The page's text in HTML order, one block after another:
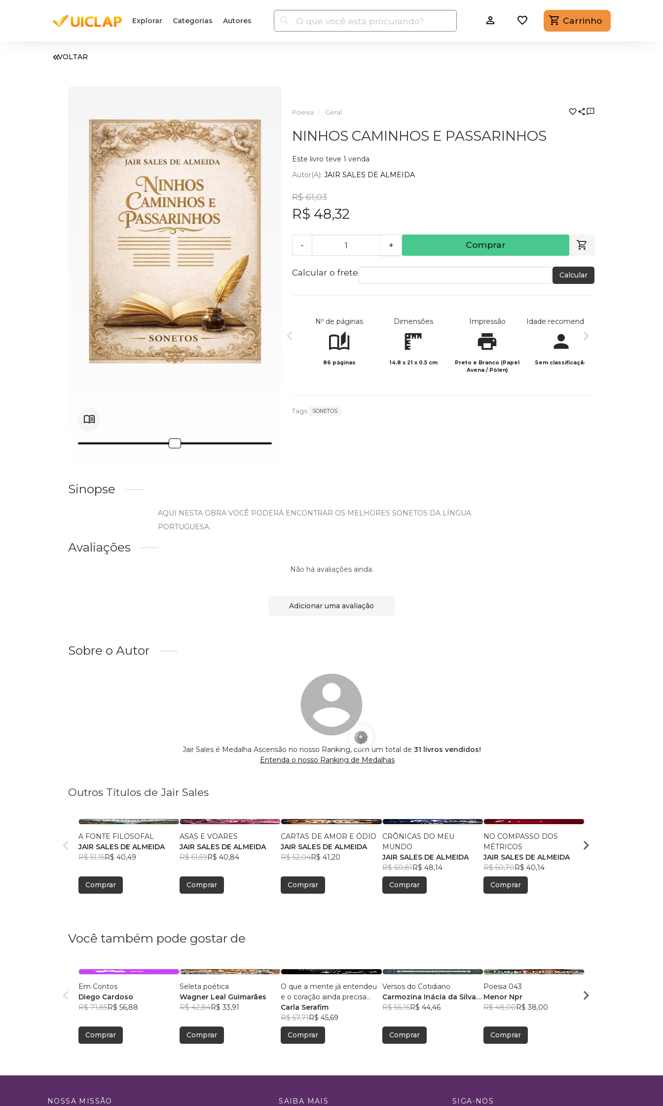
Explorar Categorias Autores Carrinho
VOLTAR
Poesia Geral
NINHOS CAMINHOS E PASSARINHOS
Este livro teve 1 venda
Autor(a): JAIR SALES DE ALMEIDA
R$ 61,03
R$ 48,32
- + Comprar
Calcular o frete Calcular
Nº de páginas
86 páginas
Dimensões
14.8 x 21 x 0.5 cm
Impressão
Preto e Branco (Papel
Avena / Pólen)
Idade recomendada
Sem classificação
Tags: SONETOS
Sinopse
AQUI NESTA OBRA VOCÊ PODERÁ ENCONTRAR OS MELHORES SONETOS DA LÍNGUA
PORTUGUESA.
Avaliações
Não há avaliações ainda.
Adicionar uma avaliação
Sobre o Autor
Jair Sales é Medalha Ascensão no nosso Ranking, com um total de 31 livros vendidos!
Entenda o nosso Ranking de Medalhas
Outros Títulos de Jair Sales
A FONTE FILOSOFAL
JAIR SALES DE ALMEIDA
R$ 51,15R$ 40,49
Comprar
ASAS E VOARES
JAIR SALES DE ALMEIDA
R$ 51,59R$ 40,84
Comprar
CARTAS DE AMOR E ÓDIO
JAIR SALES DE ALMEIDA
R$ 52,04R$ 41,20
Comprar
CRÔNICAS DO MEU
MUNDO
JAIR SALES DE ALMEIDA
R$ 60,81R$ 48,14
Comprar
NO COMPASSO DOS
MÉTRICOS
JAIR SALES DE ALMEIDA
R$ 50,70R$ 40,14
Comprar
JAIR SALES DE
Você também pode gostar de
Em Contos
Diego Cardoso
R$ 71,85R$ 56,88
Comprar
Seleta poética
Wagner Leal Guimarães
R$ 42,84R$ 33,91
Comprar
O que a mente já entendeu
e o coração ainda precisa
aceitar
Carla Serafim
R$ 57,71R$ 45,69
Comprar
Versos do Cotidiano
Carmozina Inácia da Silva
Rodrigues
R$ 56,16R$ 44,46
Comprar
Poesia 043
Menor Npr
R$ 48,00R$ 38,00
Comprar
Victor Sousa Silva
NOSSA MISSÃO SAIBA MAIS SIGA-NOS